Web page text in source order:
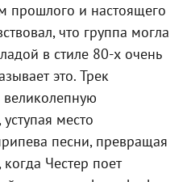
прошлого и настоящего
что группа могла
в стиле 80-х очень
это. Трек
великолепную
место
песни, превращая
Честер поет